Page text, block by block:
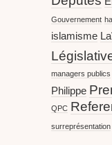
Gouvernement
islamisme
managers publics
Philippe
QPC
surreprésentation